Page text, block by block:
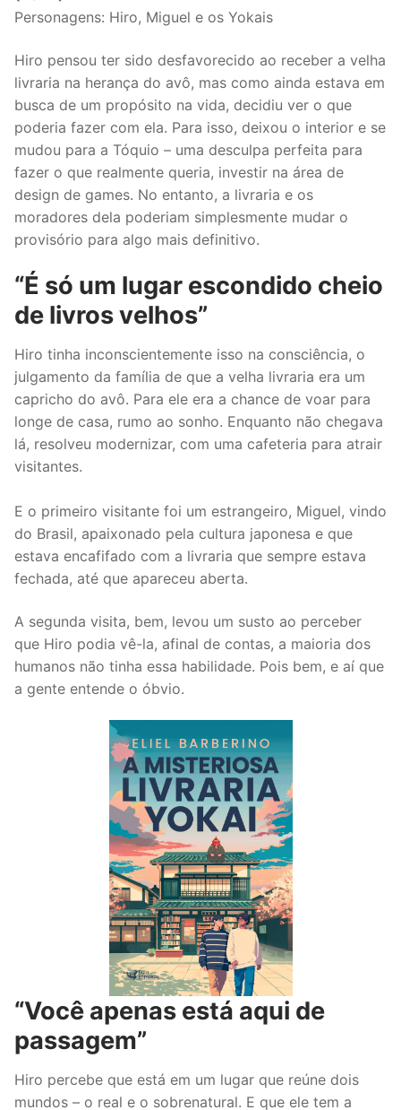
Personagens: Hiro, Miguel e os Yokais
Hiro pensou ter sido desfavorecido ao receber a velha
livraria na herança do avô, mas como ainda estava em
busca de um propósito na vida, decidiu ver o que
poderia fazer com ela. Para isso, deixou o interior e se
mudou para a Tóquio – uma desculpa perfeita para
fazer o que realmente queria, investir na área de
design de games. No entanto, a livraria e os
moradores dela poderiam simplesmente mudar o
provisório para algo mais definitivo.
“É só um lugar escondido cheio
de livros velhos”
Hiro tinha inconscientemente isso na consciência, o
julgamento da família de que a velha livraria era um
capricho do avô. Para ele era a chance de voar para
longe de casa, rumo ao sonho. Enquanto não chegava
lá, resolveu modernizar, com uma cafeteria para atrair
visitantes.
E o primeiro visitante foi um estrangeiro, Miguel, vindo
do Brasil, apaixonado pela cultura japonesa e que
estava encafifado com a livraria que sempre estava
fechada, até que apareceu aberta.
A segunda visita, bem, levou um susto ao perceber
que Hiro podia vê-la, afinal de contas, a maioria dos
humanos não tinha essa habilidade. Pois bem, e aí que
a gente entende o óbvio.
“Você apenas está aqui de
passagem”
Hiro percebe que está em um lugar que reúne dois
mundos – o real e o sobrenatural. E que ele tem a